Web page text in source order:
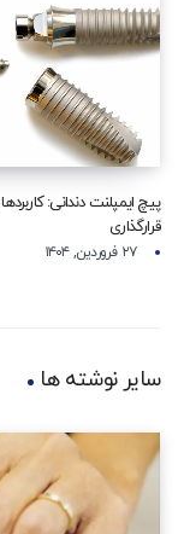
پیچ ایمپلنت دندانی:
قرارگذاری
۲۷ فروردین, ۱۴۰۴
سایر نوشته ها